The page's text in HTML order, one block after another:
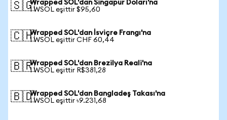
🇸🇬Wrapped SOL'dan Singapur Doları'na
1 WSOL eşittir $95,60
🇨🇭Wrapped SOL'dan İsviçre Frangı'na
1 WSOL eşittir CHF 60,44
🇧🇷Wrapped SOL'dan Brezilya Reali'na
1 WSOL eşittir R$381,28
🇧🇩Wrapped SOL'dan Bangladeş Takası'na
1 WSOL eşittir ৳9.231,68